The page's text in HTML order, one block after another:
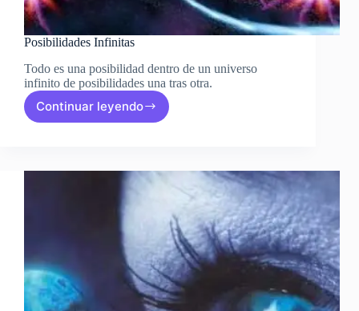
Posibilidades Infinitas
Todo es una posibilidad dentro de un universo
infinito de posibilidades una tras otra.
Continuar leyendo
Posibilidades
Infinitas